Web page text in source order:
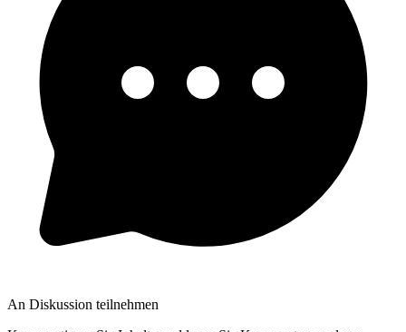
An Diskussion teilnehmen